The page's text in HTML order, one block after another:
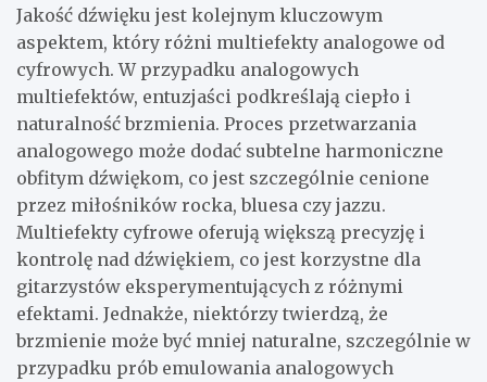
Jakość dźwięku jest kolejnym kluczowym
aspektem, który różni multiefekty analogowe od
cyfrowych. W przypadku analogowych
multiefektów, entuzjaści podkreślają ciepło i
naturalność brzmienia. Proces przetwarzania
analogowego może dodać subtelne harmoniczne
obfitym dźwiękom, co jest szczególnie cenione
przez miłośników rocka, bluesa czy jazzu.
Multiefekty cyfrowe oferują większą precyzję i
kontrolę nad dźwiękiem, co jest korzystne dla
gitarzystów eksperymentujących z różnymi
efektami. Jednakże, niektórzy twierdzą, że
brzmienie może być mniej naturalne, szczególnie w
przypadku prób emulowania analogowych